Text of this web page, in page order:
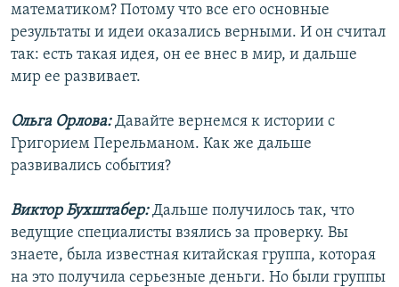
математиком? Потому что все его основные
результаты и идеи оказались верными. И он считал
так: есть такая идея, он ее внес в мир, и дальше
мир ее развивает.
Ольга Орлова:Давайте вернемся к истории с
Григорием Перельманом. Как же дальше
развивались события?
Виктор Бухштабер:Дальше получилось так, что
ведущие специалисты взялись за проверку. Вы
знаете, была известная китайская группа, которая
на это получила серьезные деньги. Но были группы